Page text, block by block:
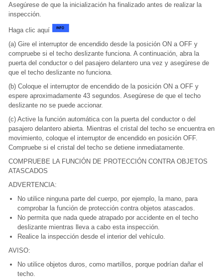
Asegúrese de que la inicialización ha finalizado antes de realizar la
inspección.
Haga clic aquí
(a) Gire el interruptor de encendido desde la posición ON a OFF y
compruebe si el techo deslizante funciona. A continuación, abra la
puerta del conductor o del pasajero delantero una vez y asegúrese de
que el techo deslizante no funciona.
(b) Coloque el interruptor de encendido de la posición ON a OFF y
espere aproximadamente 43 segundos. Asegúrese de que el techo
deslizante no se puede accionar.
(c) Active la función automática con la puerta del conductor o del
pasajero delantero abierta. Mientras el cristal del techo se encuentra en
movimiento, coloque el interruptor de encendido en posición OFF.
Compruebe si el cristal del techo se detiene inmediatamente.
COMPRUEBE LA FUNCIÓN DE PROTECCIÓN CONTRA OBJETOS
ATASCADOS
ADVERTENCIA:
No utilice ninguna parte del cuerpo, por ejemplo, la mano, para
comprobar la función de protección contra objetos atascados.
No permita que nada quede atrapado por accidente en el techo
deslizante mientras lleva a cabo esta inspección.
Realice la inspección desde el interior del vehículo.
AVISO:
No utilice objetos duros, como martillos, porque podrían dañar el
techo.